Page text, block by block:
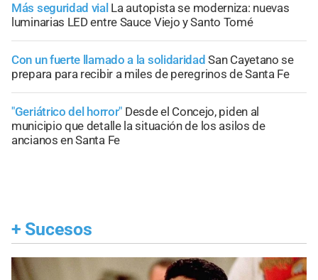
Más seguridad vial La autopista se moderniza: nuevas
luminarias LED entre Sauce Viejo y Santo Tomé
Con un fuerte llamado a la solidaridad San Cayetano se
prepara para recibir a miles de peregrinos de Santa Fe
"Geriátrico del horror" Desde el Concejo, piden al
municipio que detalle la situación de los asilos de
ancianos en Santa Fe
+ Sucesos